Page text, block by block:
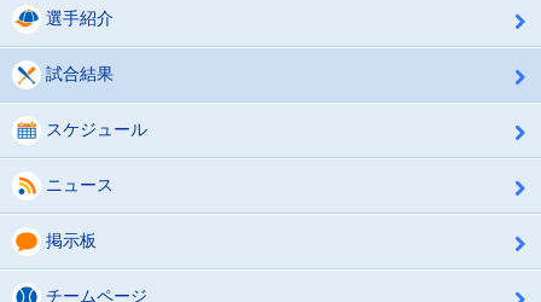
選手紹介
試合結果
スケジュール
ニュース
掲示板
チームページ